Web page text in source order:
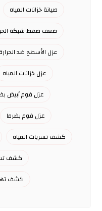
صيانة خزانات المياه
ضعف ضغط شبكة
عزل الأسطح ضد
عزل خزانات المياه
عزل فوم أبيض
عزل فوم بضرما
كشف تسربات المياه
كشف
كشف